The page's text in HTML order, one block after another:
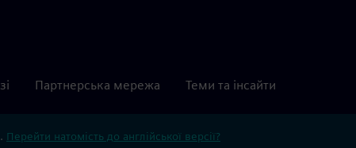
Партнерська мережа Теми та інсайти
Перейти натомість до англійської версії?